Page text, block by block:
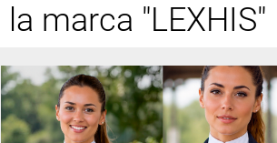
marca "LEXHIS"